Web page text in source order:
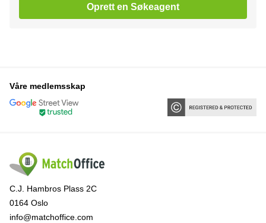
Oprett en Søkeagent
Våre medlemsskap
C.J. Hambros Plass 2C
0164 Oslo
info@matchoffice.com